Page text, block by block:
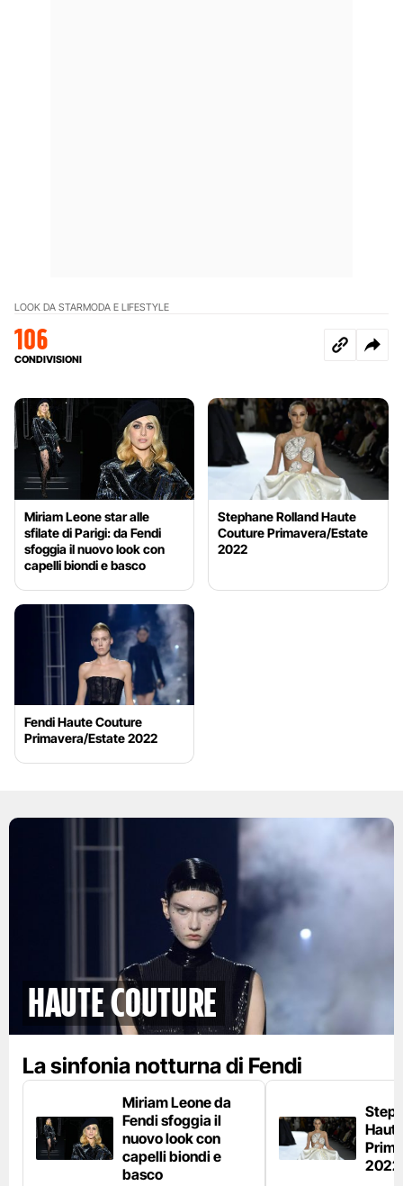
LOOK DA STARMODA E LIFESTYLE
106
CONDIVISIONI
Miriam Leone star alle
sfilate di Parigi: da Fendi
sfoggia il nuovo look con
capelli biondi e basco
Stephane Rolland Haute
Couture Primavera/Estate
2022
Fendi Haute Couture
Primavera/Estate 2022
Haute Couture
La sinfonia notturna di Fendi
Miriam Leone da
Fendi sfoggia il
nuovo look con
capelli biondi e
basco
2022